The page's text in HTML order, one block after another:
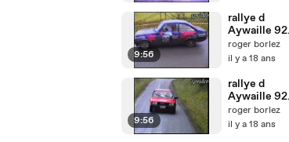
9:56
rallye d
Aywaille 92
party5
roger borlez
il y a 18 ans
9:56
rallye d
Aywaille 92
party4
roger borlez
il y a 18 ans